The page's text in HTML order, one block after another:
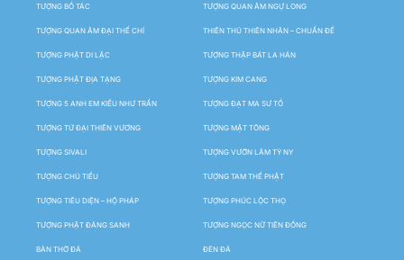
TƯỢNG BỒ TÁC TƯỢNG QUAN ÂM NGỰ LONG
TƯỢNG QUAN ÂM ĐẠI THẾ CHÍ THIÊN THỦ THIÊN NHÃN – CHUẨN ĐỀ
TƯỢNG PHẬT DI LẶC TƯỢNG THẬP BÁT LA HÁN
TƯỢNG PHẬT ĐỊA TẠNG TƯỢNG KIM CANG
TƯỢNG 5 ANH EM KIỀU NHƯ TRẦN TƯỢNG ĐẠT MA SƯ TỔ
TƯỢNG TỨ ĐẠI THIÊN VƯƠNG TƯỢNG MẬT TÔNG
TƯỢNG SIVALI TƯỢNG VƯỜN LÂM TỲ NY
TƯỢNG CHÚ TIỂU TƯỢNG TAM THẾ PHẬT
TƯỢNG TIÊU DIỆN – HỘ PHÁP TƯỢNG PHÚC LỘC THỌ
TƯỢNG PHẬT ĐẢNG SANH TƯỢNG NGỌC NỮ TIÊN ĐỒNG
BÀN THỜ ĐÁ ĐÈN ĐÁ